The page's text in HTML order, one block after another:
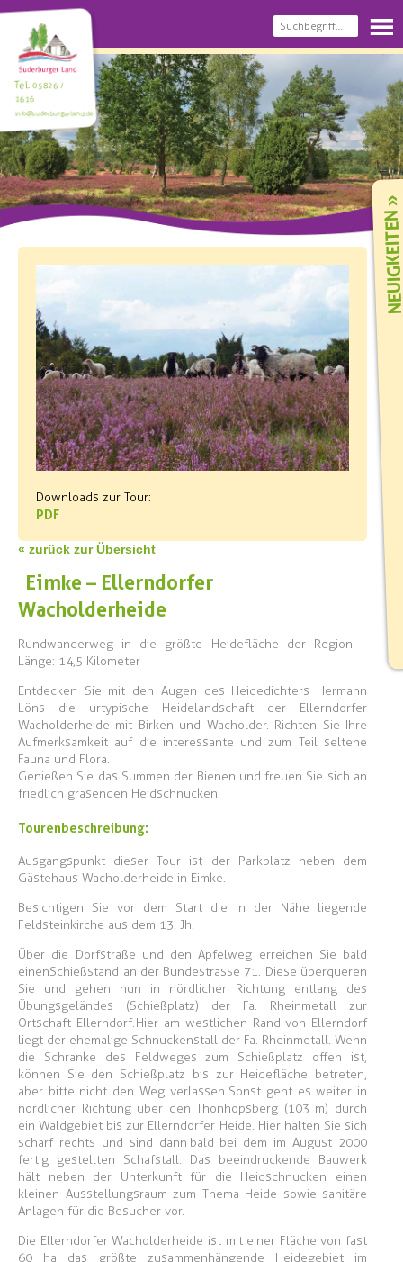
Tel.05826 /
1616
info@suderburgerland.de
Downloads zur Tour:
PDF
« zurück zur Übersicht
Eimke – Ellerndorfer
Wacholderheide
Rundwanderweg in die größte Heidefläche der Region –
Länge: 14,5 Kilometer
Entdecken Sie mit den Augen des Heidedichters Hermann
Löns die urtypische Heidelandschaft der Ellerndorfer
Wacholderheide mit Birken und Wacholder. Richten Sie Ihre
Aufmerksamkeit auf die interessante und zum Teil seltene
Fauna und Flora.
Genießen Sie das Summen der Bienen und freuen Sie sich an
friedlich grasenden Heidschnucken.
Tourenbeschreibung:
Ausgangspunkt dieser Tour ist der Parkplatz neben dem
Gästehaus Wacholderheide in Eimke.
Besichtigen Sie vor dem Start die in der Nähe liegende
Feldsteinkirche aus dem 13. Jh.
Über die Dorfstraße und den Apfelweg erreichen Sie bald
einen Schießstand an der Bundestrasse 71. Diese überqueren
Sie und gehen nun in nördlicher Richtung entlang des
Übungsgeländes (Schießplatz) der Fa. Rheinmetall zur
Ortschaft Ellerndorf. Hier am westlichen Rand von Ellerndorf
liegt der ehemalige Schnuckenstall der Fa. Rheinmetall. Wenn
die Schranke des Feldweges zum Schießplatz offen ist,
können Sie den Schießplatz bis zur Heidefläche betreten,
aber bitte nicht den Weg verlassen. Sonst geht es weiter in
nördlicher Richtung über den Thonhopsberg (103 m) durch
ein Waldgebiet bis zur Ellerndorfer Heide. Hier halten Sie sich
scharf rechts und sind dann bald bei dem im August 2000
fertig gestellten Schafstall. Das beeindruckende Bauwerk
hält neben der Unterkunft für die Heidschnucken einen
kleinen Ausstellungsraum zum Thema Heide sowie sanitäre
Anlagen für die Besucher vor.
Die Ellerndorfer Wacholderheide ist mit einer Fläche von fast
60 ha das größte zusammenhängende Heidegebiet im